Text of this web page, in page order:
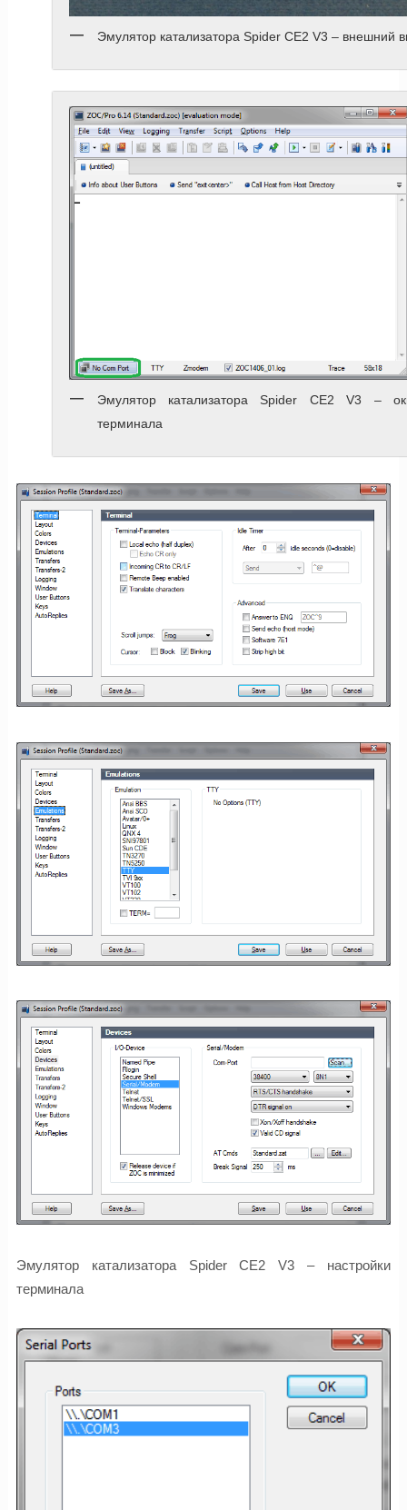
Эмулятор катализатора Spider CE2 V3 – внешний
Эмулятор катализатора Spider CE2 V3 –
терминала
Эмулятор катализатора Spider CE2 V3 – настройки
терминала